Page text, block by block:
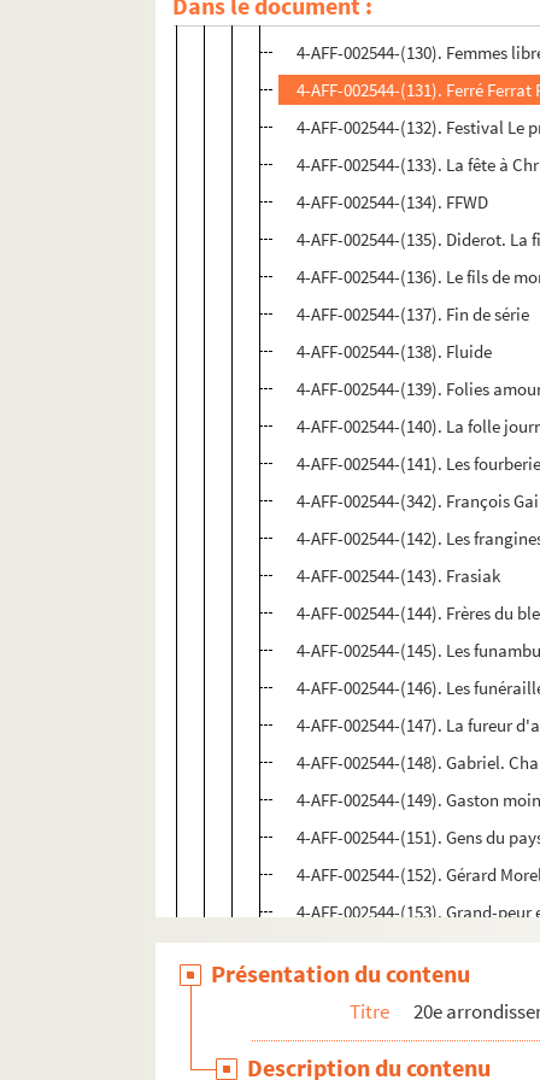
4-AFF-002544-(129). Les feluettes
4-AFF-002544-(130). Femmes
4-AFF-002544-(131). Ferré Ferrat
4-AFF-002544-(132). Festival Le
4-AFF-002544-(133). La fête à
4-AFF-002544-(134). FFWD
4-AFF-002544-(135). Diderot.
4-AFF-002544-(136). Le fils de
4-AFF-002544-(137). Fin de série
4-AFF-002544-(138). Fluide
4-AFF-002544-(139). Folies
4-AFF-002544-(140). La folle
4-AFF-002544-(141). Les
4-AFF-002544-(342). François
4-AFF-002544-(142). Les
4-AFF-002544-(143). Frasiak
4-AFF-002544-(144). Frères du
4-AFF-002544-(145). Les
4-AFF-002544-(146). Les
4-AFF-002544-(147). La fureur
4-AFF-002544-(148). Gabriel.
4-AFF-002544-(149). Gaston
4-AFF-002544-(151). Gens du
4-AFF-002544-(152). Gérard
4-AFF-002544-(153). Grand-
4-AFF-002544-(155). Grec
4-AFF-002544-(156). Grève du
4-AFF-002544-(157).
Présentation du contenu
Titre 20e
Description du contenu